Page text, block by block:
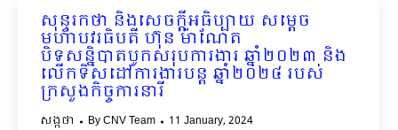
សុន្ទរកថា និងសេចក្តីអធិប្បាយ សម្តេច
មហាបវរធិបតី ហ៊ុន ម៉ាណែត
បិទសន្និបាតបូកសរុបការងារ ឆ្នាំ២០២៣ និង
លើកទិសដៅការងារបន្ត ឆ្នាំ២០២៤ របស់
ក្រសួងកិច្ចការនារី
សង្កថា ByCNV Team 11 January, 2024